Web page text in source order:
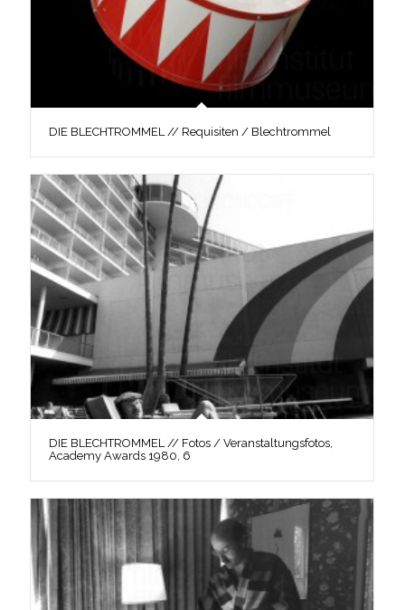
DIE BLECHTROMMEL // Requisiten / Blechtrommel
DIE BLECHTROMMEL // Fotos / Veranstaltungsfotos,
Academy Awards 1980, 6